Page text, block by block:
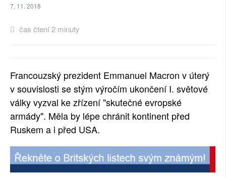
RUBRIKY
PLNÁ VERZE STRÁNEK
7. 11. 2018
čas čtení 2 minuty
Francouzský prezident Emmanuel Macron v úterý
v souvislosti se stým výročím ukončení I. světové
války vyzval ke zřízení "skutečné evropské
armády". Měla by lépe chránit kontinent před
Ruskem a i před USA.